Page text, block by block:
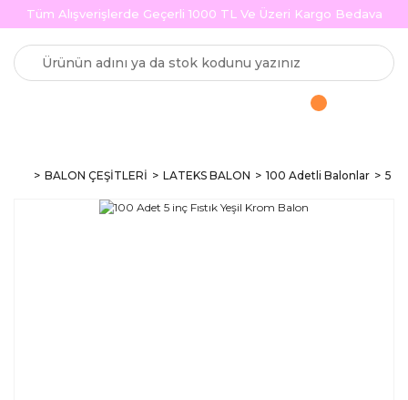
Tüm Alışverişlerde Geçerli 1000 TL Ve Üzeri Kargo Bedava
BALON ÇEŞİTLERİ LATEKS BALON 100 Adetli Balonlar 5